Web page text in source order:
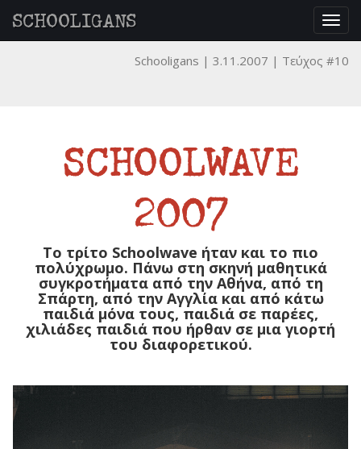
SCHOOLIGANS
Schooligans 3.11.2007 Τεύχος #10
SCHOOLWAVE
2007
Το τρίτο Schoolwave ήταν και το πιο
πολύχρωμο. Πάνω στη σκηνή μαθητικά
συγκροτήματα από την Αθήνα, από τη
Σπάρτη, από την Αγγλία και από κάτω
παιδιά μόνα τους, παιδιά σε παρέες,
χιλιάδες παιδιά που ήρθαν σε μια γιορτή
του διαφορετικού.